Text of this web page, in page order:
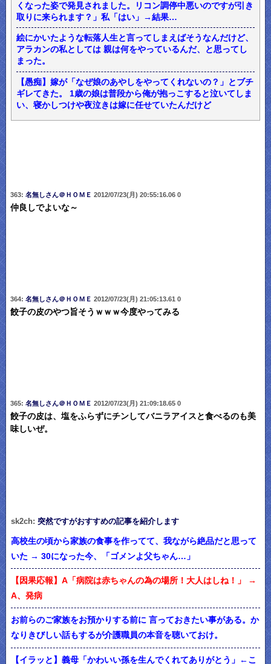
くなった姿で発見されました。リコン調停中悪いのですが引き
取りに来られます？」私「はい」→結果…
絵にかいたような転落人生と言ってしまえばそうなんだけど、
アラカンの私としては 親は何をやっているんだ、と思ってし
まった。
【愚痴】嫁が「なぜ娘のあやしをやってくれないの？」とブチ
ギレてきた。 1歳の娘は普段から俺が抱っこすると泣いてしま
い、寝かしつけや夜泣きは嫁に任せていたんだけど
363: 名無しさん＠ＨＯＭＥ 2012/07/23(月) 20:55:16.06 0
仲良しでよいな～
364: 名無しさん＠ＨＯＭＥ 2012/07/23(月) 21:05:13.61 0
餃子の皮のやつ旨そうｗｗｗ今度やってみる
365: 名無しさん＠ＨＯＭＥ 2012/07/23(月) 21:09:18.65 0
餃子の皮は、塩をふらずにチンしてバニラアイスと食べるのも美
味しいぜ。
sk2ch: 突然ですがおすすめの記事を紹介します
高校生の頃から家族の食事を作ってて、我ながら絶品だと思って
いた → 30になった今、「ゴメンよ父ちゃん…」
【因果応報】A「病院は赤ちゃんの為の場所！大人はしね！」 →
A、発病
お前らのご家族をお預かりする前に 言っておきたい事がある。か
なりきびしい話もするが介護職員の本音を聴いておけ。
【イラッと】義母「かわいい孫を生んでくれてありがとう」←こ